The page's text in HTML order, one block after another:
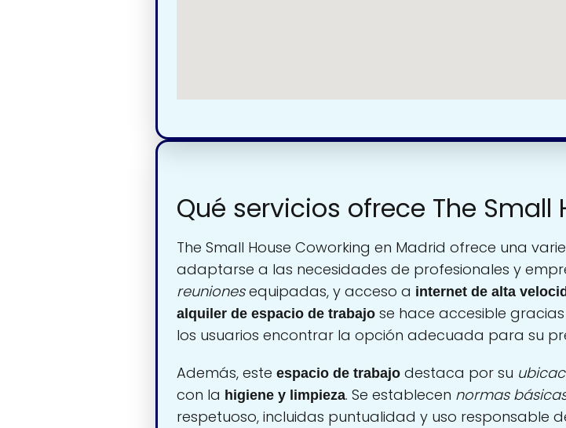
Qué servicios ofrece The Small
The Small House Coworking en Madrid ofrece una
adaptarse a las necesidades de profesionales y
reunionesequipadas, y acceso a internet de alta
alquiler de espacio de trabajo se hace accesible
los usuarios encontrar la opción adecuada para su
Además, este espacio de trabajo destaca por su
con la higiene y limpieza. Se establecen normas
respetuoso, incluidas puntualidad y uso responsable